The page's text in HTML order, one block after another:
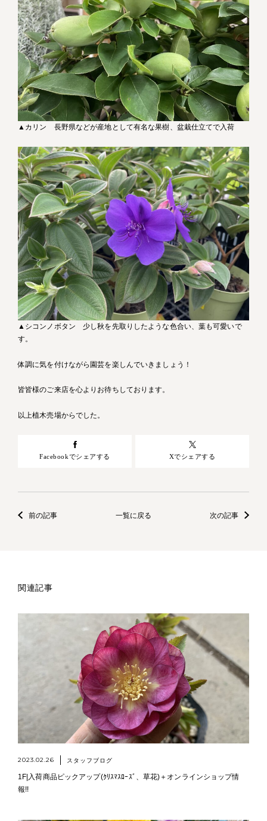
▲カリン 長野県などが産地として有名な果樹、盆栽仕立てで入荷
▲シコンノボタン 少し秋を先取りしたような色合い、葉も可愛いで
す。
体調に気を付けながら園芸を楽しんでいきましょう！
皆皆様のご来店を心よりお待ちしております。
以上植木売場からでした。
Facebookでシェアする Xでシェアする
前の記事 一覧に戻る 次の記事
関連記事
2023.02.26 スタッフブログ
1F|入荷商品ピックアップ(ｸﾘｽﾏｽﾛｰｽﾞ、草花)＋オンラインショップ情
報!!